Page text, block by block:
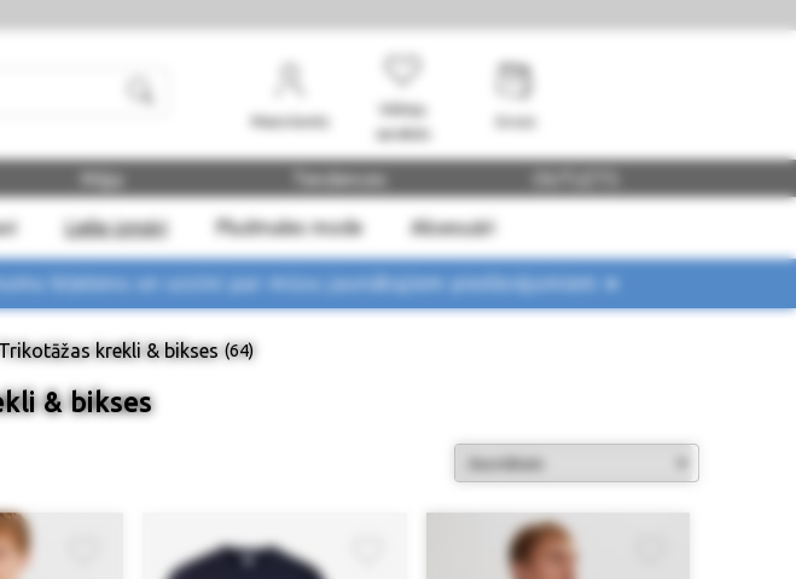
Mans konts
Vēlmju
saraksts
Lielie izmēri Pludmales mode Aksesuāri
Māja Tendences
biļetenu un uzzini par mūsu jaunākajiem piedāvājumiem ➤
Trikotāžas krekli & bikses (64)
& bikses